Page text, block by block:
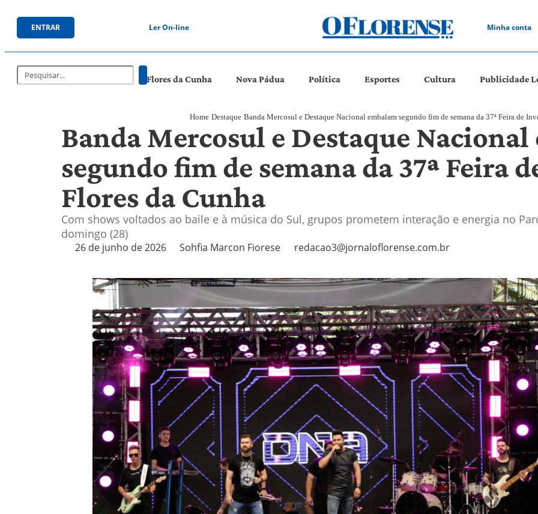
ENTRAR Ler On-line Minha conta
Flores da Cunha Nova Pádua Política Esportes Cultura Publicidade
Home Destaque Banda Mercosul e Destaque Nacional embalam segundo fim de semana da 37ª Feira de
Banda Mercosul e Destaque
segundo fim de semana da 37ª Feira
Flores da Cunha
Com shows voltados ao baile e à música do Sul, grupos prometem interação e energia no
domingo (28)
26 de junho de 2026 Sohfia Marcon Fiorese redacao3@jornaloflorense.com.br